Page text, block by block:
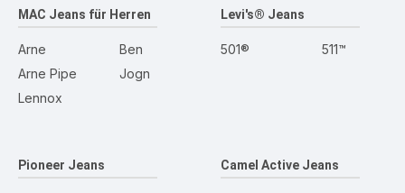
MAC Jeans für Herren
Arne
Arne Pipe
Lennox
Ben
Jogn
Levi's® Jeans
501® 511™
Pioneer Jeans Camel Active Jeans